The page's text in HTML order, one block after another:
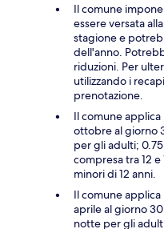
Il comune
essere versata
stagione e
dell'anno.
riduzioni. Per
utilizzando i
prenotazione.
Il comune applica
ottobre al giorno
per gli adulti;
compresa tra 12 e
minori di 12 anni.
Il comune applica
aprile al giorno
notte per gli